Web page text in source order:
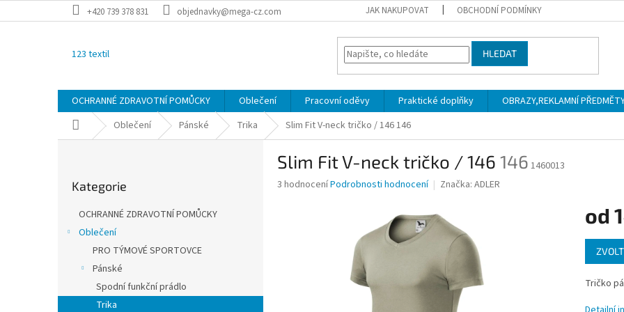
na
+420 739 378 831 objednavky@mega-cz.com JAK NAKUPOVAT OBCHODNÍ PODMÍNKY
123 textil HLEDAT
OCHRANNÉ ZDRAVOTNÍ POMŮCKY Oblečení Pracovní oděvy Praktické doplňky OBRAZY,REKLAMNÍ
Domů Oblečení Pánské Trika Slim Fit V-neck tričko / 146146
a
kategorie
Kategorie
OCHRANNÉ ZDRAVOTNÍ POMŮCKY
Oblečení
PRO TÝMOVÉ SPORTOVCE
Pánské
Spodní funkční prádlo
Trika
Slim Fit V-neck tričko / 146 146 1460013
Průměrné
3 hodnoceníPodrobnosti hodnocení Značka: ADLER
od
Měrná
cena:
Tričko